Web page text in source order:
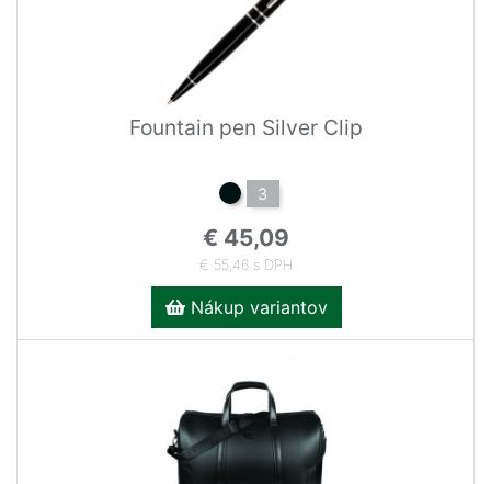
Fountain pen Silver Clip
3
€ 45,09
€ 55,46 s DPH
Nákup variantov